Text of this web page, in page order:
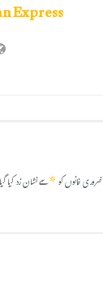
Express
ضروری خانوں کو*سے نشان زد کیا